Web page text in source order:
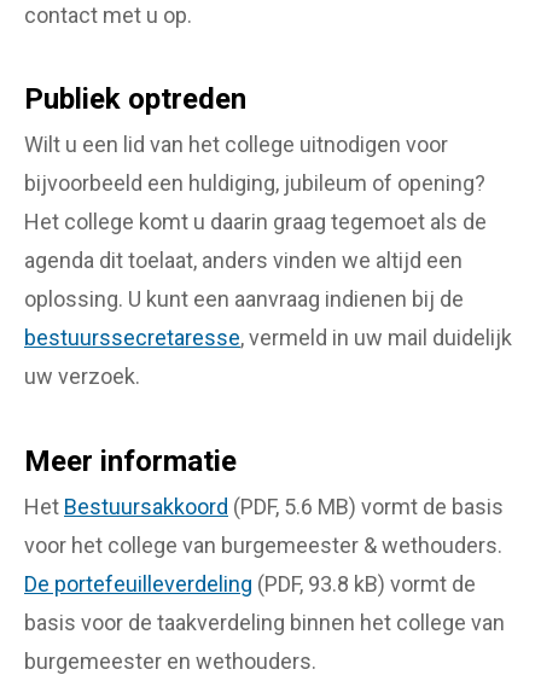
contact met u op.
Publiek optreden
Wilt u een lid van het college uitnodigen voor
bijvoorbeeld een huldiging, jubileum of opening?
Het college komt u daarin graag tegemoet als de
agenda dit toelaat, anders vinden we altijd een
oplossing. U kunt een aanvraag indienen bij de
bestuurssecretaresse, vermeld in uw mail duidelijk
uw verzoek.
Meer informatie
Het Bestuursakkoord (PDF, 5.6 MB) vormt de basis
voor het college van burgemeester & wethouders.
De portefeuilleverdeling (PDF, 93.8 kB) vormt de
basis voor de taakverdeling binnen het college van
burgemeester en wethouders.